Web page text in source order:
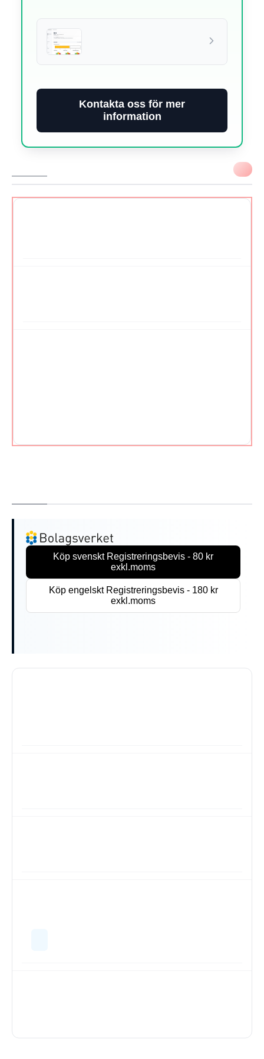
Kontakta oss för mer
information
Köp svenskt Registreringsbevis - 80 kr
exkl.moms
Köp engelskt Registreringsbevis - 180 kr
exkl.moms